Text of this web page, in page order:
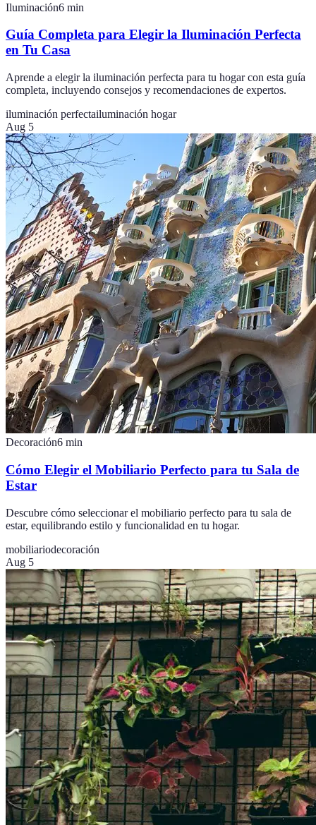
Iluminación6 min
Guía Completa para Elegir la Iluminación Perfecta
en Tu Casa
Aprende a elegir la iluminación perfecta para tu hogar con esta guía
completa, incluyendo consejos y recomendaciones de expertos.
iluminación perfectailuminación hogar
Aug 5
Decoración6 min
Cómo Elegir el Mobiliario Perfecto para tu Sala de
Estar
Descubre cómo seleccionar el mobiliario perfecto para tu sala de
estar, equilibrando estilo y funcionalidad en tu hogar.
mobiliariodecoración
Aug 5